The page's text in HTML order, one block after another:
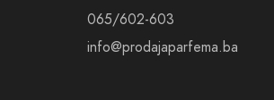
065/602-603
info@prodajaparfema.ba